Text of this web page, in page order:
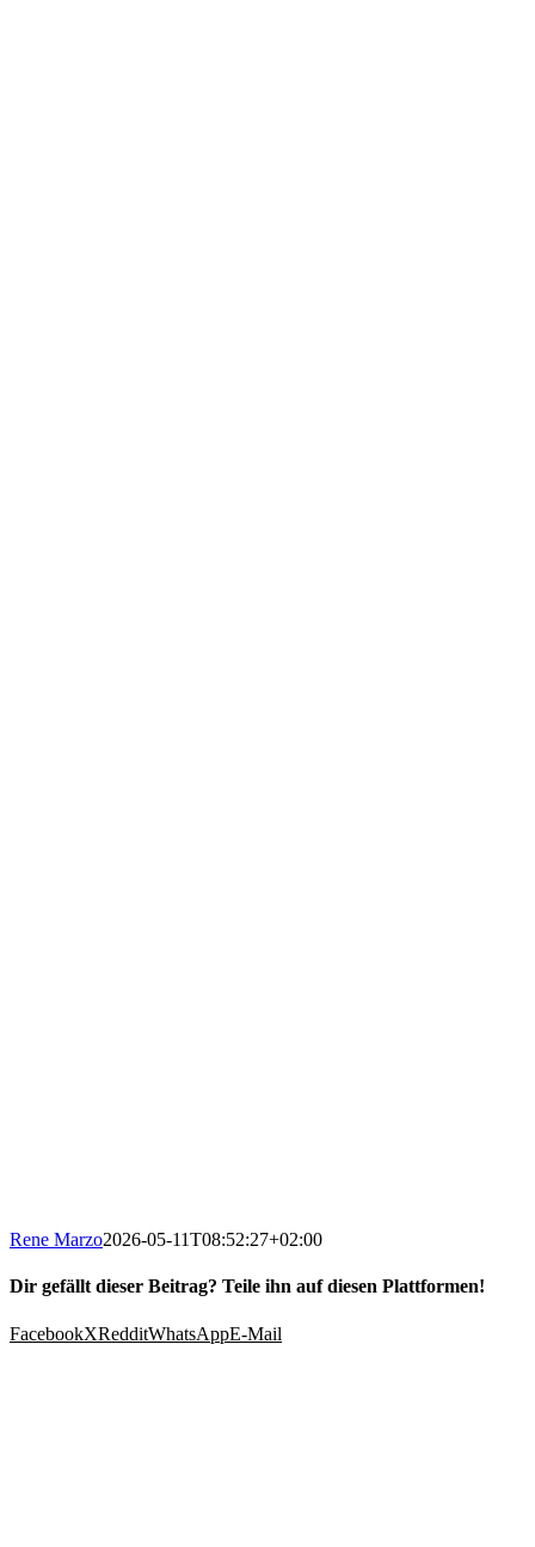
Rene Marzo2026-05-11T08:52:27+02:00
Dir gefällt dieser Beitrag? Teile ihn auf diesen Plattformen!
FacebookXRedditWhatsAppE-Mail